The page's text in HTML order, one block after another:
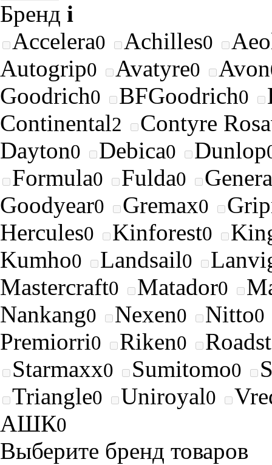
Бренд i
Accelera0 Achilles0
Autogrip0 Avatyre0 Avon
Goodrich0 BFGoodrich0
Continental2
Contyre
Dayton0 Debica0 Dunlop
Formula0 Fulda0
Goodyear0 Gremax0
Hercules0 Kinforest0
Kumho0 Landsail0
Mastercraft0 Matador0
Nankang0 Nexen0 Nitto0
Premiorri0 Riken0
Starmaxx0 Sumitomo0
Triangle0 Uniroyal0
АШК0
Выберите бренд товаров